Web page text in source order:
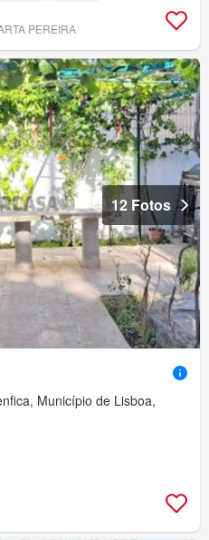
PEREIRA
12 Fotos
Município de Lisboa,